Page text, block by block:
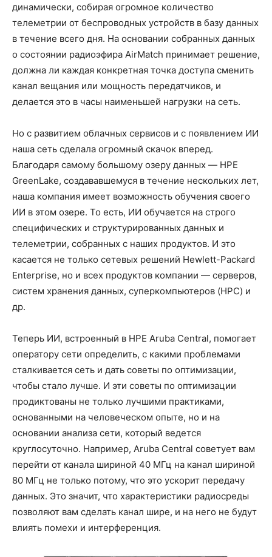
динамически, собирая огромное количество
телеметрии от беспроводных устройств в базу данных
в течение всего дня. На основании собранных данных
о состоянии радиоэфира AirMatch принимает решение,
должна ли каждая конкретная точка доступа сменить
канал вещания или мощность передатчиков, и
делается это в часы наименьшей нагрузки на сеть.
Но с развитием облачных сервисов и с появлением ИИ
наша сеть сделала огромный скачок вперед.
Благодаря самому большому озеру данных — HPE
GreenLake, создававшемуся в течение нескольких лет,
наша компания имеет возможность обучения своего
ИИ в этом озере. То есть, ИИ обучается на строго
специфических и структурированных данных и
телеметрии, собранных с наших продуктов. И это
касается не только сетевых решений Hewlett-Packard
Enterprise, но и всех продуктов компании — серверов,
систем хранения данных, суперкомпьютеров (HPC) и
др.
Теперь ИИ, встроенный в HPE Aruba Central, помогает
оператору сети определить, с какими проблемами
сталкивается сеть и дать советы по оптимизации,
чтобы стало лучше. И эти советы по оптимизации
продиктованы не только лучшими практиками,
основанными на человеческом опыте, но и на
основании анализа сети, который ведется
круглосуточно. Например, Aruba Central советует вам
перейти от канала шириной 40 МГц на канал шириной
80 МГц не только потому, что это ускорит передачу
данных. Это значит, что характеристики радиосреды
позволяют вам сделать канал шире, и на него не будут
влиять помехи и интерференция.